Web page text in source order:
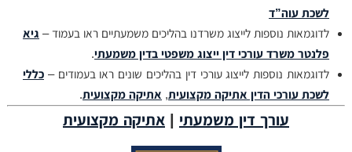
לשכת עוה”ד
לדוגמאות נוספות לייצוג משרדנו בהליכים משמעתיים ראו בעמוד – גיא
פלנטר משרד עורכי דין ייצוג משפטי בדין משמעתי.
לדוגמאות נוספות לייצוג עורכי דין בהליכים שונים ראו בעמודים –כללי
לשכת עורכי הדין אתיקה מקצועית, אתיקה מקצועית.
עורך דין משמעתי אתיקה מקצועית